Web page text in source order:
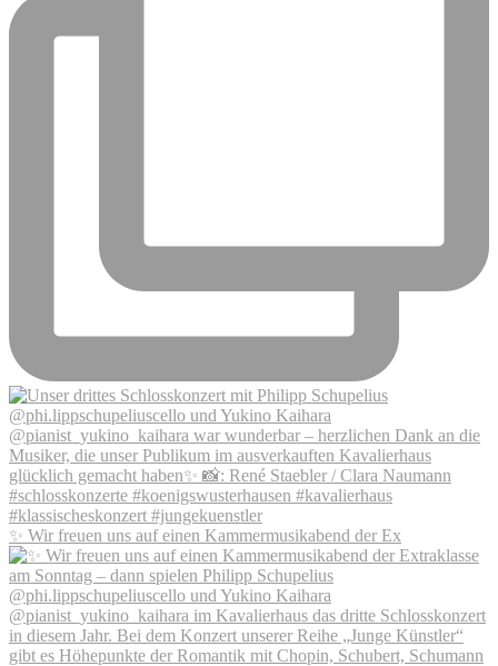
✨ Wir freuen uns auf einen Kammermusikabend der Ex